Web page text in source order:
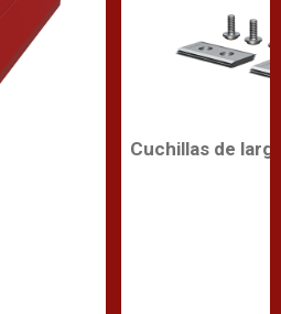
Cuchillas de